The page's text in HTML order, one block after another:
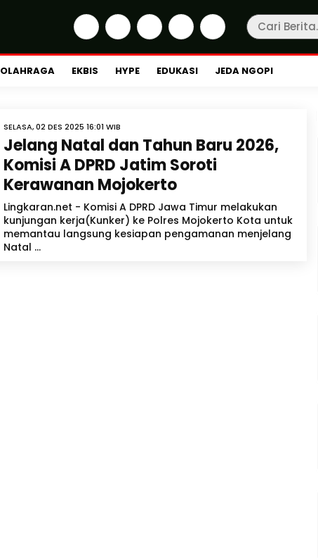
OLAHRAGA EKBIS HYPE EDUKASI JEDA NGOPI
SELASA, 02 DES 2025 16:01 WIB
Jelang Natal dan Tahun Baru 2026,
Komisi A DPRD Jatim Soroti
Kerawanan Mojokerto
Lingkaran.net - Komisi A DPRD Jawa Timur melakukan
kunjungan kerja(Kunker) ke Polres Mojokerto Kota untuk
memantau langsung kesiapan pengamanan menjelang
Natal ...